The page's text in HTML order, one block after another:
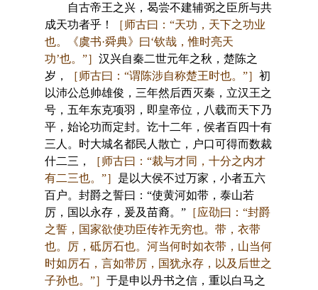
自古帝王之兴，曷尝不建辅弼之臣所与共
成天功者乎！
［师古曰：“天功，天下之功业
也。《虞书·舜典》曰‘钦哉，惟时亮天
功’也。”］ 汉兴自秦二世元年之秋，楚陈之
岁，
［师古曰：“谓陈涉自称楚王时也。”］ 初
以沛公总帅雄俊，三年然后西灭秦，立汉王之
号，五年东克项羽，即皇帝位，八载而天下乃
平，始论功而定封。讫十二年，侯者百四十有
三人。时大城名都民人散亡，户口可得而数裁
什二三，
［师古曰：“裁与才同，十分之内才
有二三也。”］ 是以大侯不过万家，小者五六
百户。封爵之誓曰：“使黄河如带，泰山若
厉，国以永存，爰及苗裔。”［应劭曰：“封爵
之誓，国家欲使功臣传祚无穷也。带，衣带
也。厉，砥厉石也。河当何时如衣带，山当何
时如厉石，言如带厉，国犹永存，以及后世之
子孙也。”］ 于是申以丹书之信，重以白马之